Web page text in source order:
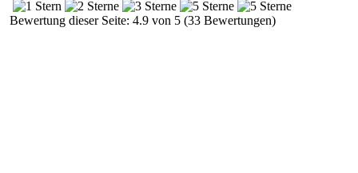
Bewertung dieser Seite: 4.9 von 5 (33 Bewertungen)